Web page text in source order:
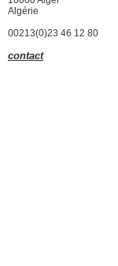
Algérie
00213(0)23 46 12 80
contact